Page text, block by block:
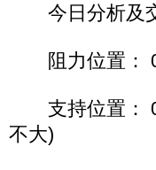
今日分析及
阻力位置：
支持位置：
不大)